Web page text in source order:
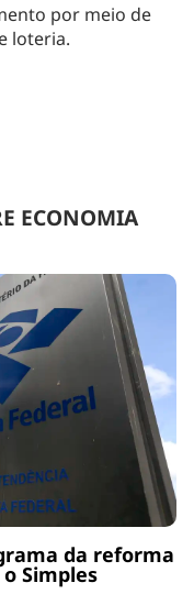
ECONOMIA
da reforma
Simples
por meio de
loteria.